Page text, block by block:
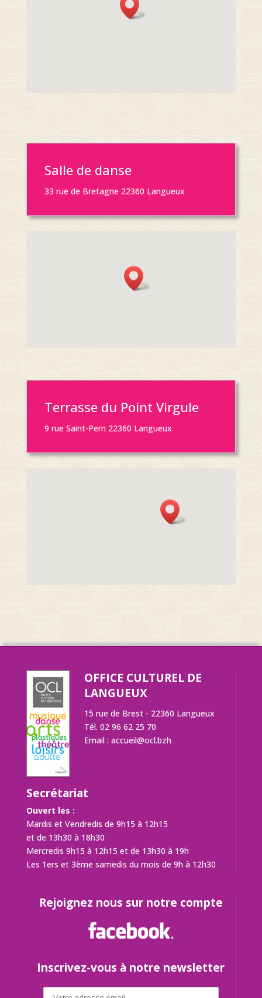
Salle de danse
33 rue de Bretagne 22360 Langueux
Terrasse du Point Virgule
9 rue Saint-Pern 22360 Langueux
OFFICE CULTUREL DE
LANGUEUX
15 rue de Brest - 22360 Langueux
Tél. 02 96 62 25 70
Email : accueil@ocl.bzh
Secrétariat
Ouvert les :
Mardis et Vendredis de 9h15 à 12h15
et de 13h30 à 18h30
Mercredis 9h15 à 12h15 et de 13h30 à 19h
Les 1ers et 3ème samedis du mois de 9h à 12h30
Rejoignez nous sur notre compte
Inscrivez-vous à notre newsletter